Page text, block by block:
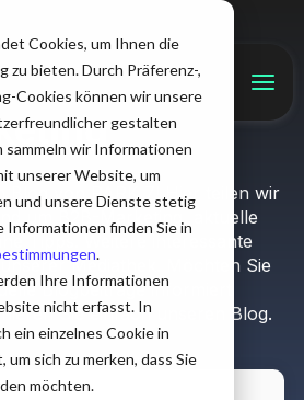
Cookies, um Ihnen die
zu bieten. Durch Präferenz-,
Cookies können wir unsere
gestalten
sammeln wir Informationen
unserer Website, um
und unsere Dienste stetig
Informationen finden Sie in
.
Ihre Informationen
nicht erfasst. In
ein einzelnes Cookie in
sich zu merken, dass Sie
möchten.
für Ihr
Blog von PARK 7! Hier teilen wir
um B2B-Marketing, aktuelle
Tipps. Weitere interessante
Mediathek. Möchten Sie
Blogbeiträge informiert
Sie einfach unseren Blog.